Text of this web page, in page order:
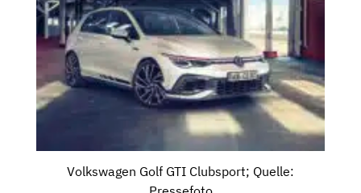
Volkswagen Golf GTI Clubsport; Quelle: